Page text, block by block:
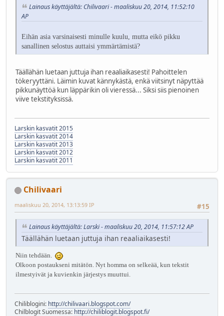
Lainaus käyttäjältä: Chilivaari - maaliskuu 20, 2014, 11:52:10
AP
Eihän asia varsinaisesti minulle kuulu, mutta eikö pikku
sanallinen selostus auttaisi ymmärtämistä?
Täällähän luetaan juttuja ihan reaaliaikasesti! Pahoittelen
tökeryyttäni. Läimin kuvat kännykästä, enkä viitsinyt näpyttää
pikkunäyttöä kun läppärikin oli vieressä... Siksi siis pienoinen
viive tekstityksissä.
Larskin kasvatit 2015
Larskin kasvatit 2014
Larskin kasvatit 2013
Larskin kasvatit 2012
Larskin kasvatit 2011
Chilivaari
#15
maaliskuu 20, 2014, 13:13:59 IP
Lainaus käyttäjältä: Larski - maaliskuu 20, 2014, 11:57:12 AP
Täällähän luetaan juttuja ihan reaaliaikasesti!
Niin tehdään.
Olkoon postaukseni mitätön. Nyt homma on selkeää, kun tekstit
ilmestyivät ja kuvienkin järjestys muuttui.
Chiliblogini: http://chilivaari.blogspot.com/
Chilblogit Suomessa: http://chiliblogit.blogspot.fi/